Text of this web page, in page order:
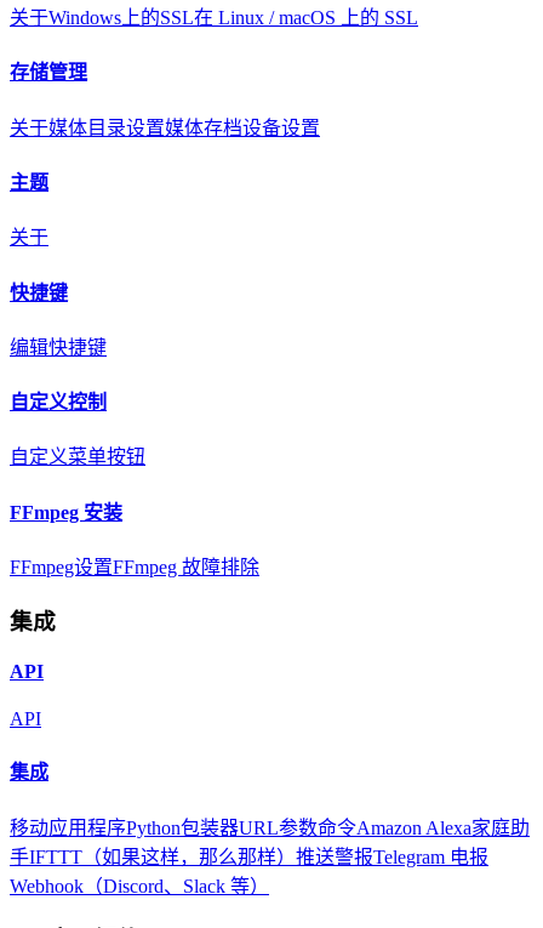
关于Windows上的SSL在 Linux / macOS 上的 SSL
存储管理
关于媒体目录设置媒体存档设备设置
主题
关于
快捷键
编辑快捷键
自定义控制
自定义菜单按钮
FFmpeg 安装
FFmpeg设置FFmpeg 故障排除
集成
API
API
集成
移动应用程序Python包装器URL参数命令Amazon Alexa家庭助
手IFTTT（如果这样，那么那样） 推送警报Telegram 电报
Webhook（Discord、Slack 等）